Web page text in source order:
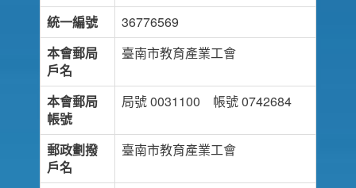
統一編號
36776569
本會郵局
戶名
臺南市教育產業工會
本會郵局
帳號
局號 0031100 帳號 0742684
郵政劃撥
戶名
臺南市教育產業工會